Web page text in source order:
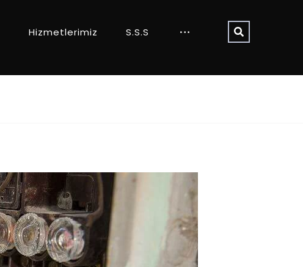
Hizmetlerimiz S.S.S